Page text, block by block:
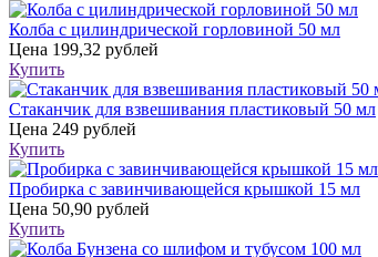
Колба с цилиндрической горловиной 50 мл
Цена 199,32 рублей
Купить
Стаканчик для взвешивания пластиковый 50 мл
Цена 249 рублей
Купить
Пробирка с завинчивающейся крышкой 15 мл
Цена 50,90 рублей
Купить